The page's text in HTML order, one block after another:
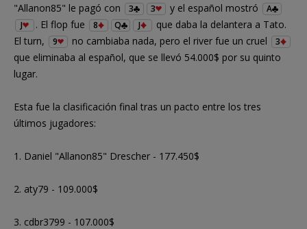
"Allanon85" le pagó con
3 3 y el español mostró
A
J
. El flop fue 8 Q J
que daba la delantera a Tato.
El turn,
9 no cambiaba nada, pero el river fue un cruel 3
que eliminaba al español, que se llevó 54.000$ por su quinto
lugar.
Esta fue la clasificación final tras un pacto entre los tres
últimos jugadores:
1. Daniel "Allanon85" Drescher - 177.450$
2. aty79 - 109.000$
3. cdbr3799 - 107.000$